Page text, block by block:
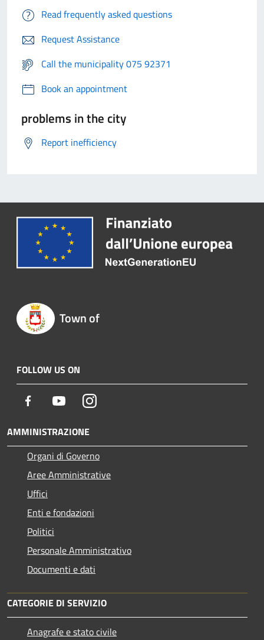
Read frequently asked questions
Request Assistance
Call the municipality 075 92371
Book an appointment
problems in the city
Report inefficiency
Town of
FOLLOW US ON
Facebook YoutubeInstagram
AMMINISTRAZIONE
Organi di Governo
Aree Amministrative
Uffici
Enti e fondazioni
Politici
Personale Amministrativo
Documenti e dati
CATEGORIE DI SERVIZIO
Anagrafe e stato civile